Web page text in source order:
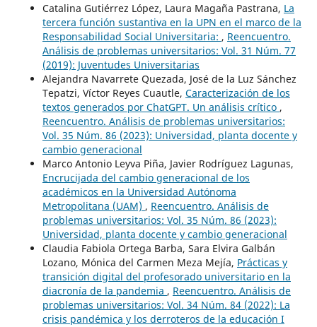
Catalina Gutiérrez López, Laura Magaña Pastrana, La
tercera función sustantiva en la UPN en el marco de la
Responsabilidad Social Universitaria: , Reencuentro.
Análisis de problemas universitarios: Vol. 31 Núm. 77
(2019): Juventudes Universitarias
Alejandra Navarrete Quezada, José de la Luz Sánchez
Tepatzi, Víctor Reyes Cuautle, Caracterización de los
textos generados por ChatGPT. Un análisis crítico ,
Reencuentro. Análisis de problemas universitarios:
Vol. 35 Núm. 86 (2023): Universidad, planta docente y
cambio generacional
Marco Antonio Leyva Piña, Javier Rodríguez Lagunas,
Encrucijada del cambio generacional de los
académicos en la Universidad Autónoma
Metropolitana (UAM) , Reencuentro. Análisis de
problemas universitarios: Vol. 35 Núm. 86 (2023):
Universidad, planta docente y cambio generacional
Claudia Fabiola Ortega Barba, Sara Elvira Galbán
Lozano, Mónica del Carmen Meza Mejía, Prácticas y
transición digital del profesorado universitario en la
diacronía de la pandemia , Reencuentro. Análisis de
problemas universitarios: Vol. 34 Núm. 84 (2022): La
crisis pandémica y los derroteros de la educación I